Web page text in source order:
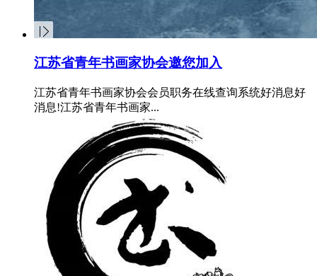
江苏省青年书画家协会邀您加入
江苏省青年书画家协会会员职务在线查询系统好消息好
消息!江苏省青年书画家...